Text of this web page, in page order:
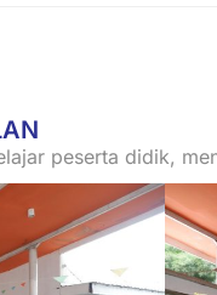
peserta didik,